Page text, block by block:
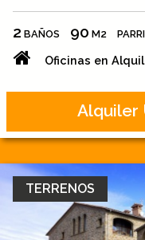
2 BAÑOS 90 M2
Oficinas en
Alquiler
TERRENOS